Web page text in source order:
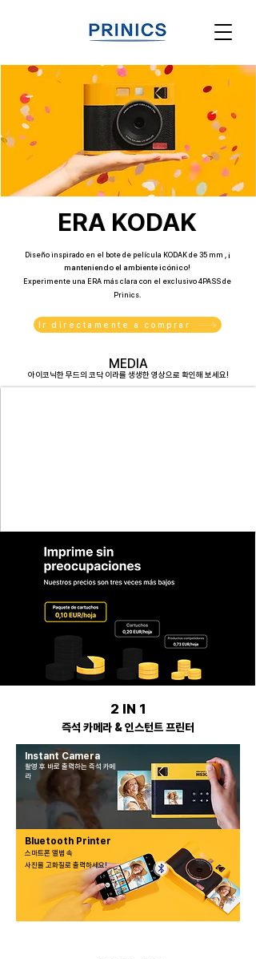
ERA KODAK
Diseño inspirado en el bote de película KODAK de 35 mm ¡
manteniendo el ambiente icónico!
Experimente una ERA más clara con el exclusivo 4PASS de
Prinics.
Ir directamente a comprar
MEDIA
아이코닉한 무드의 코닥 이라를 생생한 영상으로 확인해 보세요!
2 IN 1
즉석 카메라 & 인스턴트 프린터
Instant Camera
촬영 후 바로 출력하는 즉석 카메
라
Bluetooth Printer
스마트폰 앨범 속
​사진을 고화질로 출력하세요!